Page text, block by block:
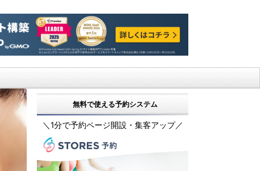
無料で使える予約システム
＼1分で予約ページ開設・集客アップ／